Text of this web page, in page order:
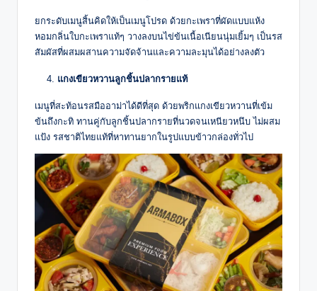
ยกระดับเมนูสิ้นคิดให้เป็นเมนูโปรด ด้วยกะเพราที่ผัดแบบแห้ง
หอมกลิ่นใบกะเพราแท้ๆ วางลงบนไข่ข้นเนื้อเนียนนุ่มเยิ้มๆ เป็นรส
สัมผัสที่ผสมผสานความจัดจ้านและความละมุนได้อย่างลงตัว
แกงเขียวหวานลูกชิ้นปลากรายแท้
เมนูที่สะท้อนรสมืออาม่าได้ดีที่สุด ด้วยพริกแกงเขียวหวานที่เข้ม
ข้นถึงกะทิ ทานคู่กับลูกชิ้นปลากรายที่นวดจนเหนียวหนึบ ไม่ผสม
แป้ง รสชาติไทยแท้ที่หาทานยากในรูปแบบข้าวกล่องทั่วไป